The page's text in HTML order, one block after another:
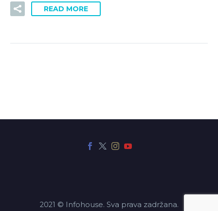
READ MORE
2021 © Infohouse. Sva prava zadržana.